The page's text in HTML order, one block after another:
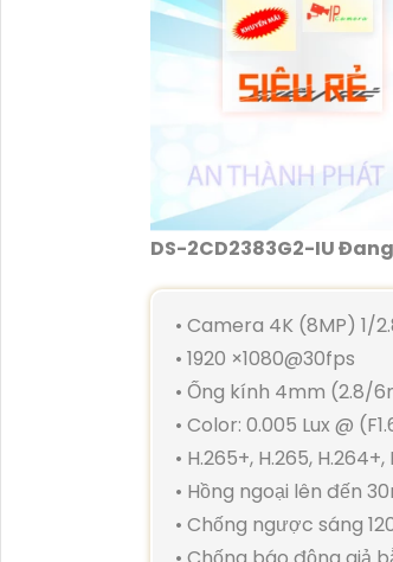
DS-2CD2383G2-IU
• Camera 4K (8MP) 1/
• 1920 ×1080@30fps
• Ống kính 4mm (2.8/
• Color: 0.005 Lux @
• H.265+, H.265, H.264+,
• Hồng ngoại lên đến
• Chống ngược sáng